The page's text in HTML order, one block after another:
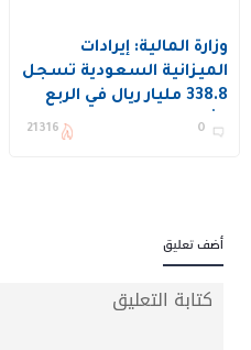
وزارة المالية: إيرادات
الميزانية السعودية تسجل
338.8 مليار ريال في الربع
الثاني من 2026
0
21316
أضف تعليق